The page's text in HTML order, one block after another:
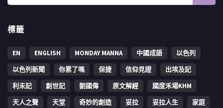
標籤
EN ENGLISH MONDAY MANNA 中國成語
以色列
以色列新聞
你累了嗎 保捷 信仰見證
出埃及記
利未記
創世記 劉國偉 原文解經
國度禾場KHM
天人之聲
天堂 奇妙的創造 妥拉 妥拉人生
家庭